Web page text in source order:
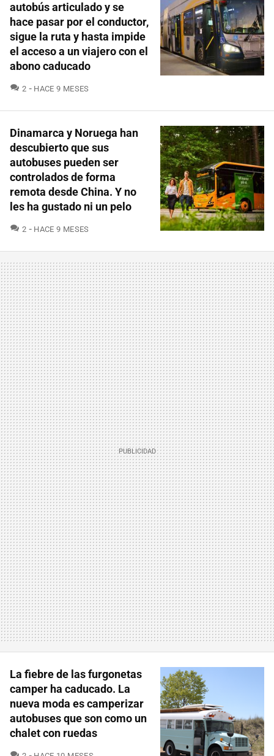
autobús articulado y se
hace pasar por el conductor,
sigue la ruta y hasta impide
el acceso a un viajero con el
abono caducado
2 COMENTARIOS
HACE 9 MESES
Dinamarca y Noruega han
descubierto que sus
autobuses pueden ser
controlados de forma
remota desde China. Y no
les ha gustado ni un pelo
2 COMENTARIOS
HACE 9 MESES
La fiebre de las furgonetas
camper ha caducado. La
nueva moda es camperizar
autobuses que son como un
chalet con ruedas
COMENTARIOS